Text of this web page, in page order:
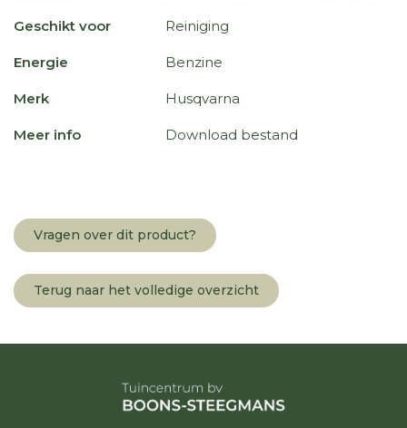
Geschikt voor Reiniging
Energie Benzine
Merk Husqvarna
Meer info Download bestand
Vragen over dit product?
Terug naar het volledige overzicht